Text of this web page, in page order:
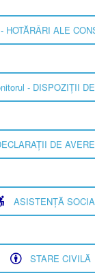
HOTĂRÂRI ALE
- DISPOZIȚII
DE
ASISTENȚĂ
STARE CIVILĂ